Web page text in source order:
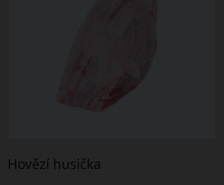
Hovězí husička